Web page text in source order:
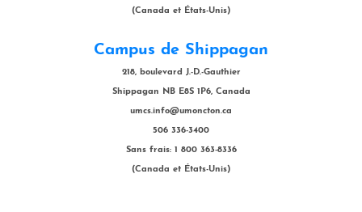
(Canada et États-Unis)
Campus de Shippagan
218, boulevard J.-D.-Gauthier
Shippagan NB E8S 1P6, Canada
umcs.info@umoncton.ca
506 336-3400
Sans frais: 1 800 363-8336
(Canada et États-Unis)